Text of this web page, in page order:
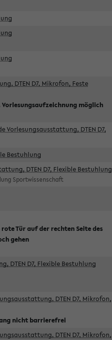
DTEN D7, Mikrofon, Feste
Vorlesungsaufzeichnung möglich
Vorlesungsausstattung, DTEN D7,
Bestuhlung
DTEN D7, Flexible Bestuhlung
Sportwissenschaft
Tür auf der rechten Seite des
gehen
DTEN D7, Flexible Bestuhlung
DTEN D7, Mikrofon,
nicht barrierefrei
DTEN D7, Mikrofon,